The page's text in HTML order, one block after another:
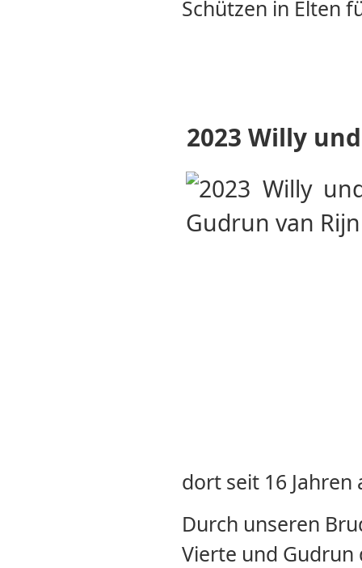
Schützen in Elten
2023 Willy
dort seit 16 Jahren
Durch unseren
Vierte und